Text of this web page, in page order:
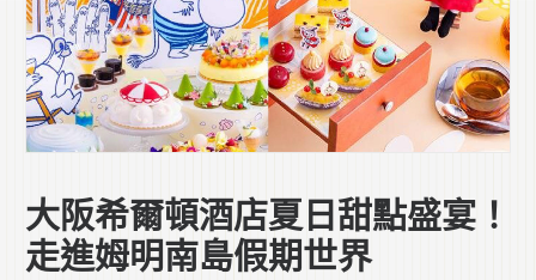
大阪希爾頓酒店夏日甜點盛宴！
走進姆明南島假期世界